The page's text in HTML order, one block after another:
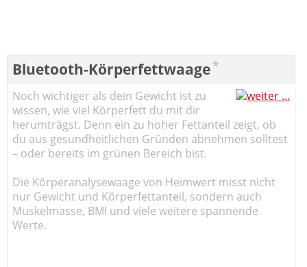
Bluetooth-Körperfettwaage*
Noch wichtiger als dein Gewicht ist zu
wissen, wie viel Körperfett du mit dir
herumträgst. Denn ein zu hoher Fettanteil zeigt, ob
du aus gesundheitlichen Gründen abnehmen solltest
– oder bereits im grünen Bereich bist.
Die Körperanalysewaage von Heimwert misst nicht
nur Gewicht und Körperfettanteil, sondern auch
Muskelmasse, BMI und viele weitere spannende
Werte.